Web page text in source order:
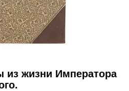
из жизни Императора